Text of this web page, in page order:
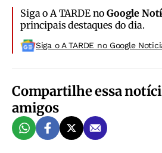
Siga o A TARDE noGoogle
principais destaques do dia.
Siga o A TARDE no Google
Compartilhe essa
amigos